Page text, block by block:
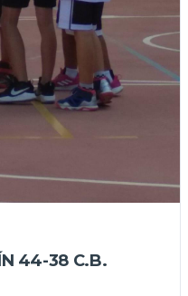
44-38 C.B.